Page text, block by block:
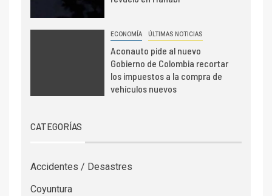
ECONOMÍA ÚLTIMAS NOTICIAS
Aconauto pide al nuevo
Gobierno de Colombia recortar
los impuestos a la compra de
vehículos nuevos
CATEGORÍAS
Accidentes / Desastres
Coyuntura